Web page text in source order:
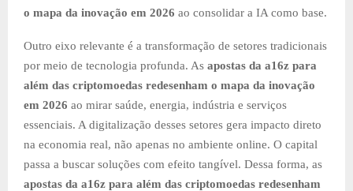
o mapa da inovação em 2026 ao consolidar a IA como base.
Outro eixo relevante é a transformação de setores tradicionais
por meio de tecnologia profunda. As apostas da a16z para
além das criptomoedas redesenham o mapa da inovação
em 2026 ao mirar saúde, energia, indústria e serviços
essenciais. A digitalização desses setores gera impacto direto
na economia real, não apenas no ambiente online. O capital
passa a buscar soluções com efeito tangível. Dessa forma, as
apostas da a16z para além das criptomoedas redesenham